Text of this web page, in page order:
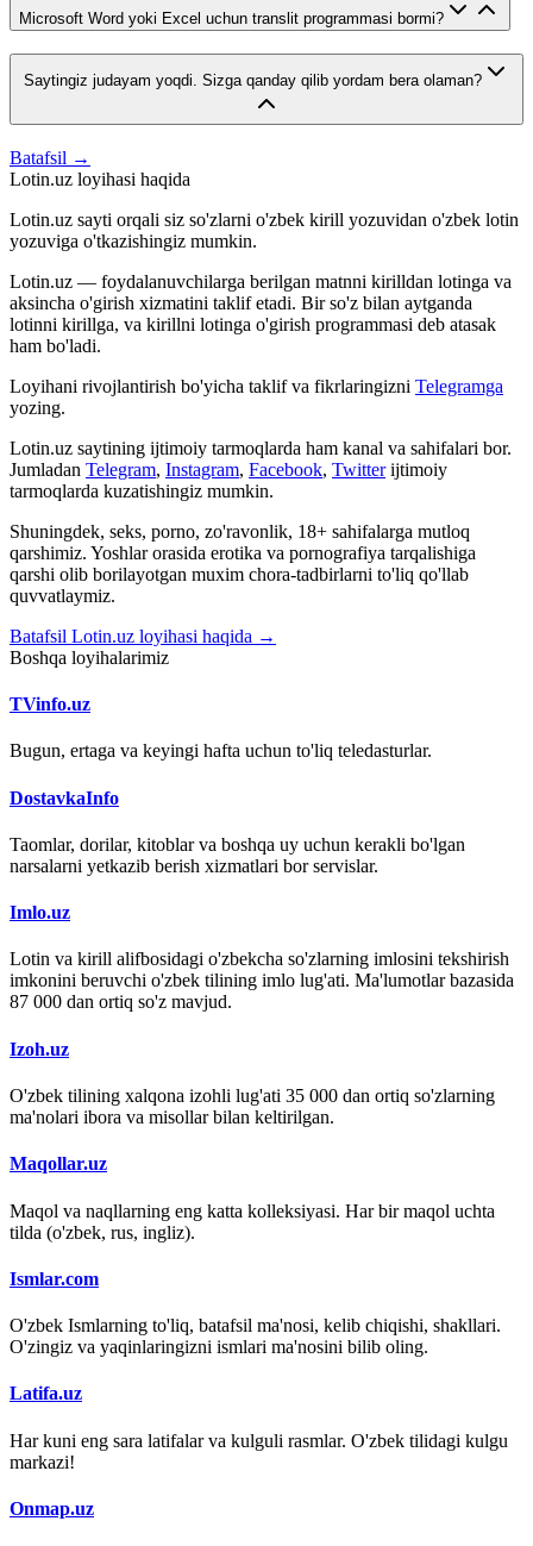
Microsoft Word yoki Excel uchun translit programmasi bormi?
Saytingiz judayam yoqdi. Sizga qanday qilib yordam bera olaman?
Batafsil →
Lotin.uz loyihasi haqida
Lotin.uz sayti orqali siz so'zlarni o'zbek kirill yozuvidan o'zbek lotin
yozuviga o'tkazishingiz mumkin.
Lotin.uz — foydalanuvchilarga berilgan matnni kirilldan lotinga va
aksincha o'girish xizmatini taklif etadi. Bir so'z bilan aytganda
lotinni kirillga, va kirillni lotinga o'girish programmasi deb atasak
ham bo'ladi.
Loyihani rivojlantirish bo'yicha taklif va fikrlaringizni Telegramga
yozing.
Lotin.uz saytining ijtimoiy tarmoqlarda ham kanal va sahifalari bor.
Jumladan Telegram, Instagram, Facebook, Twitter ijtimoiy
tarmoqlarda kuzatishingiz mumkin.
Shuningdek, seks, porno, zo'ravonlik, 18+ sahifalarga mutloq
qarshimiz. Yoshlar orasida erotika va pornografiya tarqalishiga
qarshi olib borilayotgan muxim chora-tadbirlarni to'liq qo'llab
quvvatlaymiz.
Batafsil Lotin.uz loyihasi haqida →
Boshqa loyihalarimiz
TVinfo.uz
Bugun, ertaga va keyingi hafta uchun to'liq teledasturlar.
DostavkaInfo
Taomlar, dorilar, kitoblar va boshqa uy uchun kerakli bo'lgan
narsalarni yetkazib berish xizmatlari bor servislar.
Imlo.uz
Lotin va kirill alifbosidagi o'zbekcha so'zlarning imlosini tekshirish
imkonini beruvchi o'zbek tilining imlo lug'ati. Ma'lumotlar bazasida
87 000 dan ortiq so'z mavjud.
Izoh.uz
O'zbek tilining xalqona izohli lug'ati 35 000 dan ortiq so'zlarning
ma'nolari ibora va misollar bilan keltirilgan.
Maqollar.uz
Maqol va naqllarning eng katta kolleksiyasi. Har bir maqol uchta
tilda (o'zbek, rus, ingliz).
Ismlar.com
O'zbek Ismlarning to'liq, batafsil ma'nosi, kelib chiqishi, shakllari.
O'zingiz va yaqinlaringizni ismlari ma'nosini bilib oling.
Latifa.uz
Har kuni eng sara latifalar va kulguli rasmlar. O'zbek tilidagi kulgu
markazi!
Onmap.uz